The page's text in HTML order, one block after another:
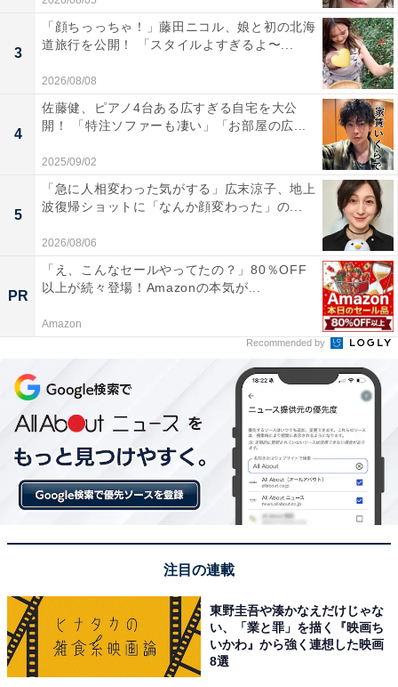
3
「顔ちっっちゃ！」藤田ニコル、娘と初の北海
道旅行を公開！ 「スタイルよすぎるよ〜...
2026/08/08
4
佐藤健、ピアノ4台ある広すぎる自宅を大公
開！ 「特注ソファーも凄い」「お部屋の広...
2025/09/02
5
「急に人相変わった気がする」広末涼子、地上
波復帰ショットに「なんか顔変わった」の...
2026/08/06
PR
「え、こんなセールやってたの？」80％OFF
以上が続々登場！Amazonの本気が...
Amazon
Recommended by
注目の連載
東野圭吾や湊かなえだけじゃな
い、「業と罪」を描く『映画ち
いかわ』から強く連想した映画
8選